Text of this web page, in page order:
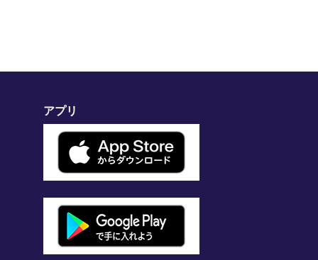
アプリ